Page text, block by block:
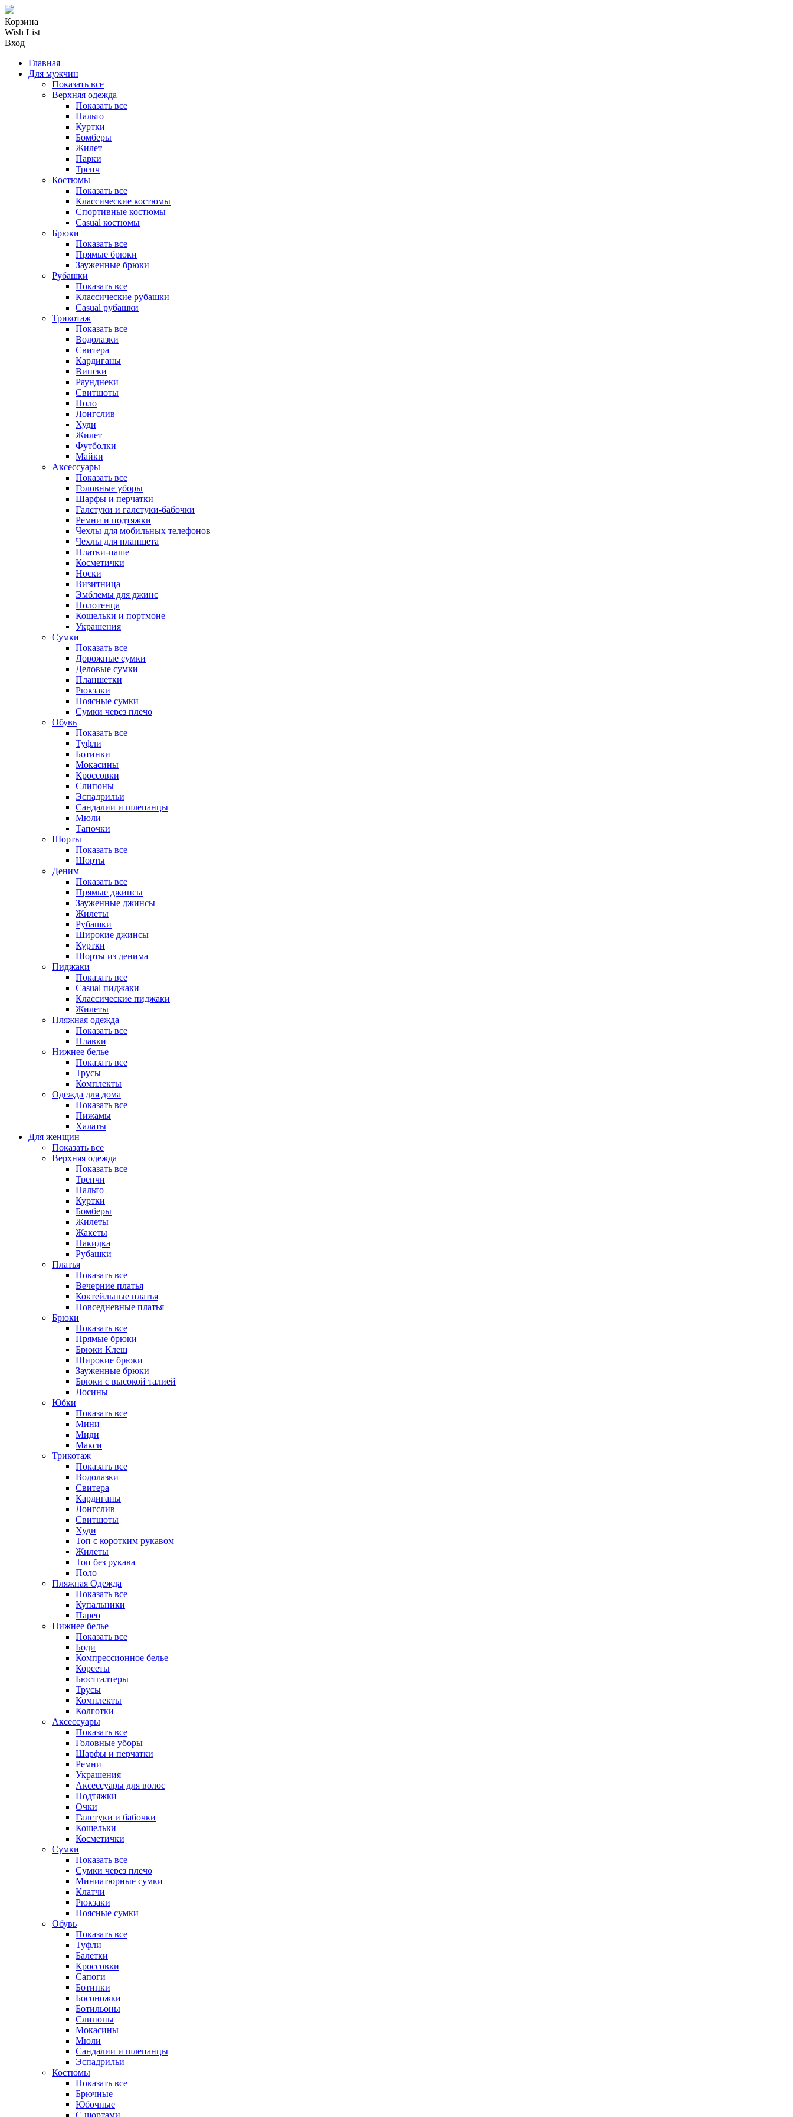
Корзина
Wish List
Вход
Главная
Для мужчин
Показать все
Верхняя одежда
Показать все
Пальто
Куртки
Бомберы
Жилет
Парки
Тренч
Костюмы
Показать все
Классические костюмы
Спортивные костюмы
Casual костюмы
Брюки
Показать все
Прямые брюки
Зауженные брюки
Рубашки
Показать все
Классические рубашки
Casual рубашки
Трикотаж
Показать все
Водолазки
Свитера
Кардиганы
Винеки
Раунднеки
Свитшоты
Поло
Лонгслив
Худи
Жилет
Футболки
Майки
Аксессуары
Показать все
Головные уборы
Шарфы и перчатки
Галстуки и галстуки-бабочки
Ремни и подтяжки
Чехлы для мобильных телефонов
Чехлы для планшета
Платки-паше
Косметички
Носки
Визитница
Эмблемы для джинс
Полотенца
Кошельки и портмоне
Украшения
Сумки
Показать все
Дорожные сумки
Деловые сумки
Планшетки
Рюкзаки
Поясные сумки
Сумки через плечо
Обувь
Показать все
Туфли
Ботинки
Мокасины
Кроссовки
Слипоны
Эспадрильи
Сандалии и шлепанцы
Мюли
Тапочки
Шорты
Показать все
Шорты
Деним
Показать все
Прямые джинсы
Зауженные джинсы
Жилеты
Рубашки
Широкие джинсы
Куртки
Шорты из денима
Пиджаки
Показать все
Casual пиджаки
Классические пиджаки
Жилеты
Пляжная одежда
Показать все
Плавки
Нижнее белье
Показать все
Трусы
Комплекты
Одежда для дома
Показать все
Пижамы
Халаты
Для женщин
Показать все
Верхняя одежда
Показать все
Тренчи
Пальто
Куртки
Бомберы
Жилеты
Жакеты
Накидка
Рубашки
Платья
Показать все
Вечерние платья
Коктейльные платья
Повседневные платья
Брюки
Показать все
Прямые брюки
Брюки Клеш
Широкие брюки
Зауженные брюки
Брюки с высокой талией
Лосины
Юбки
Показать все
Мини
Миди
Макси
Трикотаж
Показать все
Водолазки
Свитера
Кардиганы
Лонгслив
Свитшоты
Худи
Топ с коротким рукавом
Жилеты
Топ без рукава
Поло
Пляжная Одежда
Показать все
Купальники
Парео
Нижнее белье
Показать все
Боди
Компрессионное белье
Корсеты
Бюстгалтеры
Трусы
Комплекты
Колготки
Аксессуары
Показать все
Головные уборы
Шарфы и перчатки
Ремни
Украшения
Аксессуары для волос
Подтяжки
Очки
Галстуки и бабочки
Кошельки
Косметички
Сумки
Показать все
Сумки через плечо
Миниатюрные cумки
Клатчи
Рюкзаки
Поясные сумки
Обувь
Показать все
Туфли
Балетки
Кроссовки
Сапоги
Ботинки
Босоножки
Ботильоны
Слипоны
Мокасины
Мюли
Сандалии и шлепанцы
Эспадрильи
Костюмы
Показать все
Брючные
Юбочные
С шортами